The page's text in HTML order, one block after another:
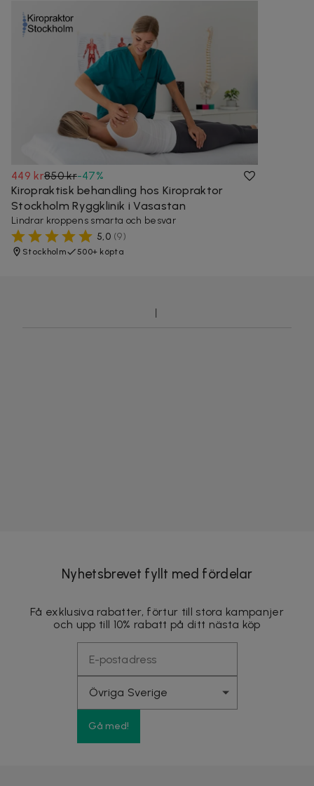
449 kr850 kr-47%
Kiropraktisk behandling hos Kiropraktor
Stockholm Ryggklinik i Vasastan
Lindrar kroppens smärta och besvär
5,0 (9)
Stockholm 500+ köpta
Nyhetsbrevet fyllt med fördelar
Få exklusiva rabatter, förtur till stora kampanjer
och upp till 10% rabatt på ditt nästa köp
Gå med!